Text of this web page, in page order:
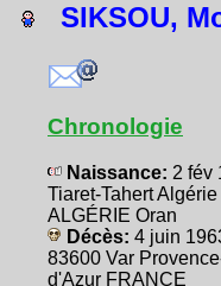
SIKSOU,
Chronologie
Naissance: 2 fév
Tiaret-Tahert
ALGÉRIE Oran
Décès: 4 juin
83600 Var
d'Azur FRANCE